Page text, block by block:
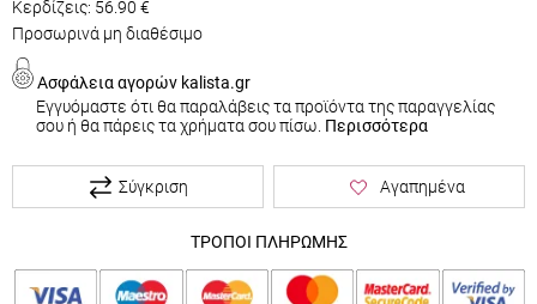
Κερδίζεις: 56.90 €
Προσωρινά μη διαθέσιμο
Ασφάλεια αγορών kalista.gr
Εγγυόμαστε ότι θα παραλάβεις τα προϊόντα της παραγγελίας
σου ή θα πάρεις τα χρήματα σου πίσω. Περισσότερα
Σύγκριση Αγαπημένα
ΤΡΟΠΟΙ ΠΛΗΡΩΜΗΣ